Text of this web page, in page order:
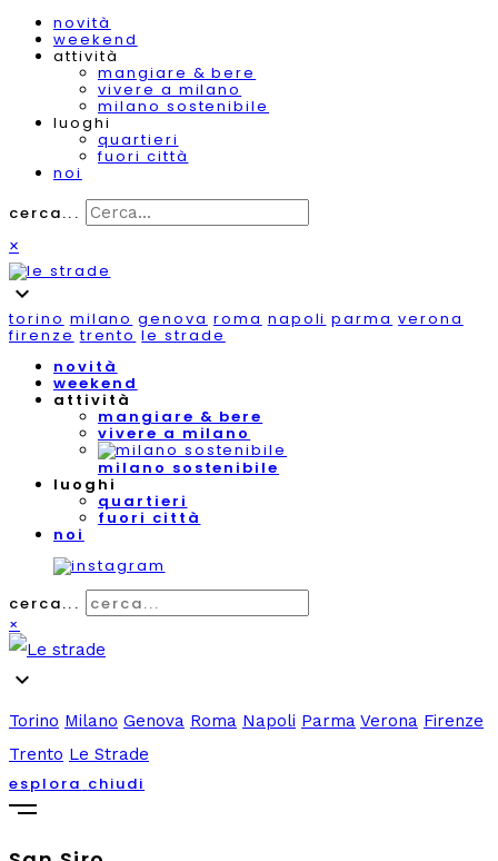
novità
weekend
attività
mangiare & bere
vivere a milano
milano sostenibile
luoghi
quartieri
fuori città
noi
cerca...
×
expand_more
torino milano genova roma napoli parma verona
firenze trento le strade
novità
weekend
attività
mangiare & bere
vivere a milano
milano sostenibile
luoghi
quartieri
fuori città
noi
cerca...
×
expand_more
Torino Milano Genova Roma Napoli Parma Verona Firenze
Trento Le Strade
esplora chiudi